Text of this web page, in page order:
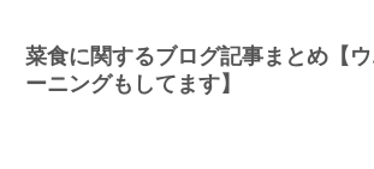
菜食に関するブログ記事まとめ【
ーニングもしてます】